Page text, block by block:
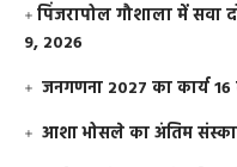
​पिंजरापोल गौशाला में सवा
9, 2026
जनगणना 2027 का कार्य
आशा भोसले का अंतिम